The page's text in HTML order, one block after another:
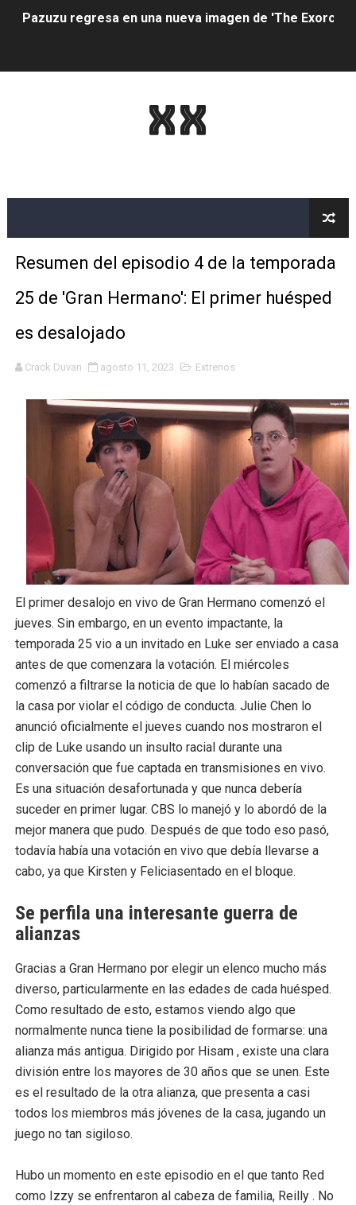
Pazuzu regresa en una nueva imagen de 'The
Está Olivia Rodrigo en la temporada final de 'High
La próxima película de Wonder Woman debería seguir
Revisión de la temporada 4 de 'Solar Opposites': la
El director de 'Portrait of a Lady on Fire' también
Resumen del episodio 4 de la temporada 25 de 'Gran
'Sex Education' podría tener spin-offs más allá de la
Qué ver este fin de semana: del 11 al 13 de agosto
El final alternativo de 'Soy leyenda hubiera hecho una
Todo es diversión y juegos para Natalia Dyer en el
Xolo Maridueña desafía a su escarabajo en nuevo clip
Olivia Cooke sobre cómo la salida de Miguel
'FBI: Alexa Davalos de Most Wanted sale antes de la
Ride West con Barbie y Ken con las nuevas muñecas
'Sharknado' se dirige a los cines con una nueva vibra
Valak regresa para aterrorizar una escuela en el
Temporada 2 de 'Heartstopper': un vistazo al detrás
Este atuendo icónico de 'Star Wars: The Force
Mira los primeros 10 minutos de 'Spider-Man: Across
La polémica entre Beéle e Isabella Ladera
XX
Resumen del episodio 4 de la temporada
25 de 'Gran Hermano': El primer huésped
es desalojado
Crack Duvan agosto 11, 2023 Extrenos
El primer desalojo en vivo de Gran Hermano comenzó el
jueves. Sin embargo, en un evento impactante, la
temporada 25 vio a un invitado en Luke ser enviado a casa
antes de que comenzara la votación. El miércoles
comenzó a filtrarse la noticia de que lo habían sacado de
la casa por violar el código de conducta. Julie Chen lo
anunció oficialmente el jueves cuando nos mostraron el
clip de Luke usando un insulto racial durante una
conversación que fue captada en transmisiones en vivo.
Es una situación desafortunada y que nunca debería
suceder en primer lugar. CBS lo manejó y lo abordó de la
mejor manera que pudo. Después de que todo eso pasó,
todavía había una votación en vivo que debía llevarse a
cabo, ya que Kirsten y Feliciasentado en el bloque
Se perfila una interesante guerra de
alianzas
Gracias a Gran Hermano por elegir un elenco mucho más
diverso, particularmente en las edades de cada huésped.
Como resultado de esto, estamos viendo algo que
normalmente nunca tiene la posibilidad de formarse: una
alianza más antigua. Dirigido por Hisam , existe una clara
división entre los mayores de 30 años que se unen. Este
es el resultado de la otra alianza, que presenta a casi
todos los miembros más jóvenes de la casa, jugando un
juego no tan sigiloso.
Hubo un momento en este episodio en el que tanto Red
como Izzy se enfrentaron al cabeza de familia, Reilly . No